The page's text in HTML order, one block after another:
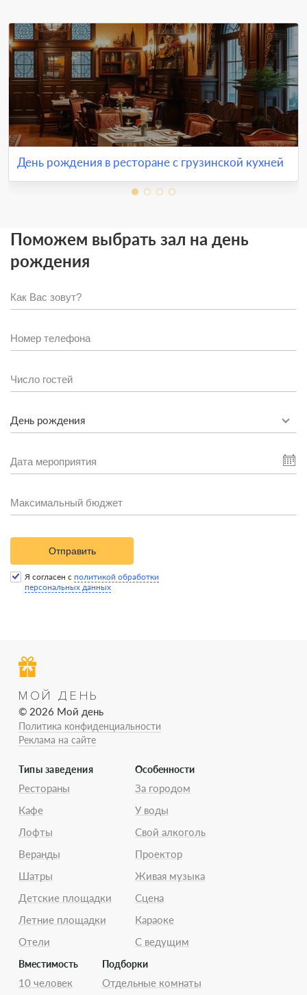
День рождения в ресторане с грузинской кухней
Поможем выбрать зал на день
рождения
День рождения
Отправить
Я согласен с политикой обработки
персональных данных
МОЙ ДЕНЬ
© 2026 Мой день
Политика конфиденциальности
Реклама на сайте
Типы заведения
Рестораны
Кафе
Лофты
Веранды
Шатры
Детские площадки
Летние площадки
Отели
Особенности
За городом
У воды
Свой алкоголь
Проектор
Живая музыка
Сцена
Караоке
С ведущим
Вместимость
10 человек
Подборки
Отдельные комнаты